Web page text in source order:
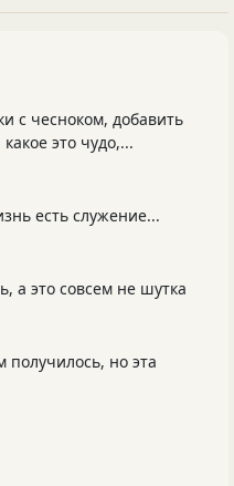
с чесноком, добавить
это чудо,...
есть служение...
а это совсем не шутка
но эта